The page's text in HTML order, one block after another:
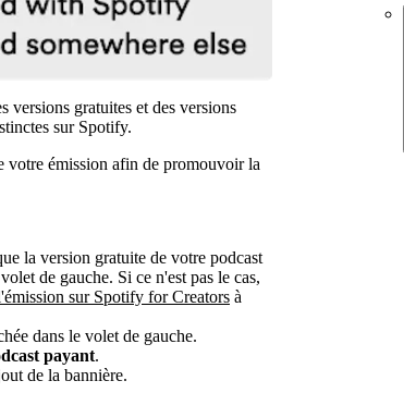
versions gratuites et des versions
sur Spotify.
votre émission afin de promouvoir la
la version gratuite de votre podcast
de gauche. Si ce n'est pas le cas,
sur Spotify for Creators à
dans le volet de gauche.
payant.
de la bannière.